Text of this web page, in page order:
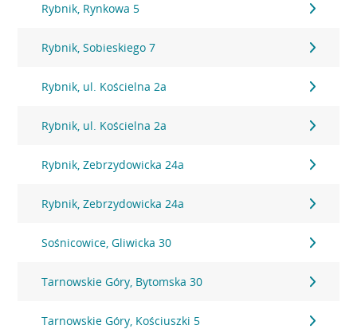
Rybnik, Rynkowa 5
Rybnik, Sobieskiego 7
Rybnik, ul. Kościelna 2a
Rybnik, ul. Kościelna 2a
Rybnik, Zebrzydowicka 24a
Rybnik, Zebrzydowicka 24a
Sośnicowice, Gliwicka 30
Tarnowskie Góry, Bytomska 30
Tarnowskie Góry, Kościuszki 5